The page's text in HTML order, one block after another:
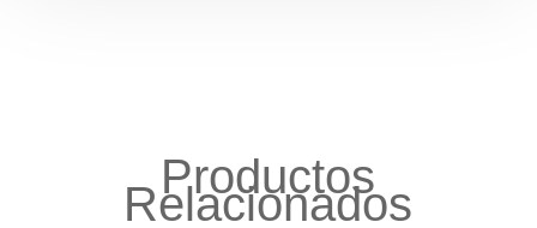
Productos
Relacionados